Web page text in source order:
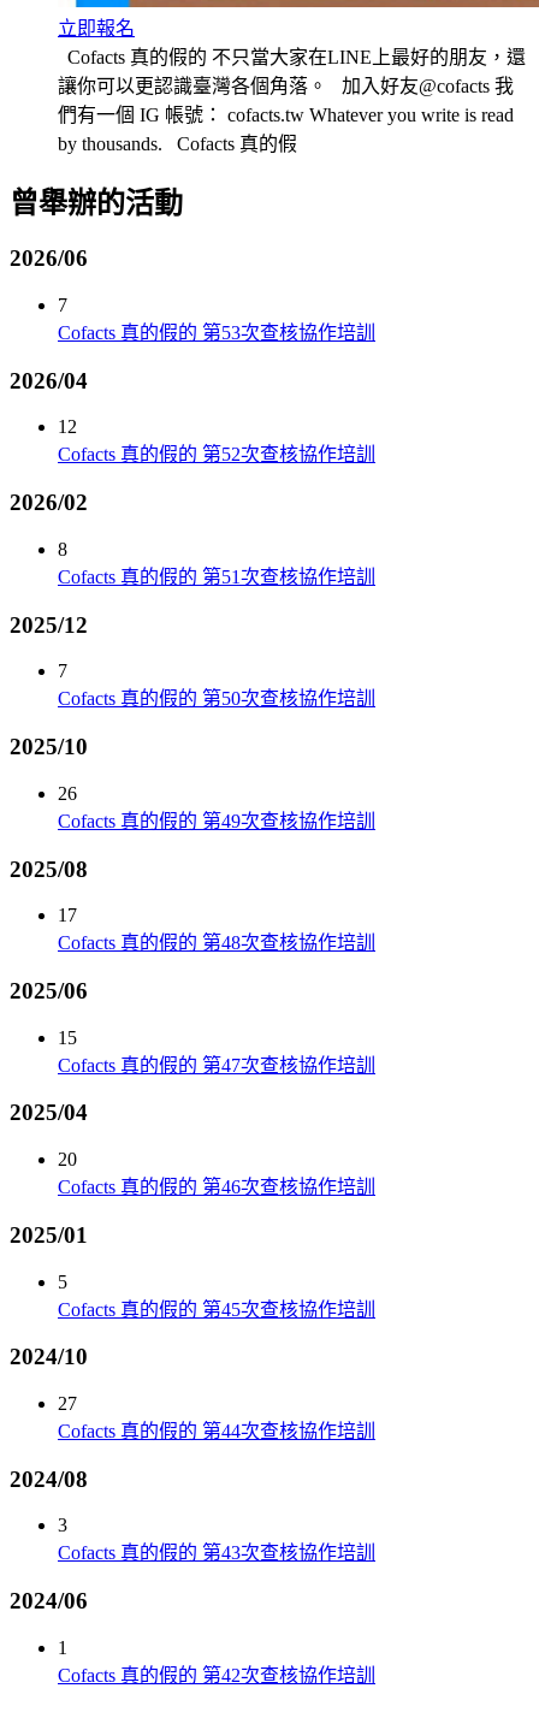
立即報名
Cofacts 真的假的 不只當大家在LINE上最好的朋友，還
讓你可以更認識臺灣各個角落。 加入好友@cofacts 我
們有一個 IG 帳號： cofacts.tw Whatever you write is read
by thousands. Cofacts 真的假
曾舉辦的活動
2026/06
7
Cofacts 真的假的 第53次查核協作培訓
2026/04
12
Cofacts 真的假的 第52次查核協作培訓
2026/02
8
Cofacts 真的假的 第51次查核協作培訓
2025/12
7
Cofacts 真的假的 第50次查核協作培訓
2025/10
26
Cofacts 真的假的 第49次查核協作培訓
2025/08
17
Cofacts 真的假的 第48次查核協作培訓
2025/06
15
Cofacts 真的假的 第47次查核協作培訓
2025/04
20
Cofacts 真的假的 第46次查核協作培訓
2025/01
5
Cofacts 真的假的 第45次查核協作培訓
2024/10
27
Cofacts 真的假的 第44次查核協作培訓
2024/08
3
Cofacts 真的假的 第43次查核協作培訓
2024/06
1
Cofacts 真的假的 第42次查核協作培訓